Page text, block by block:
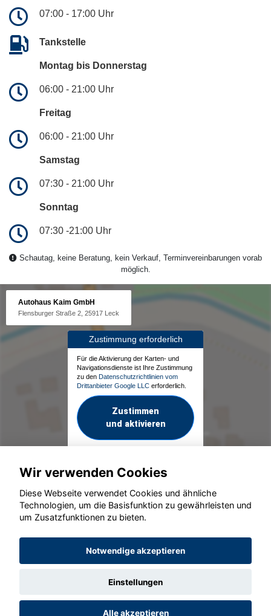
07:00 - 17:00 Uhr
Tankstelle
Montag bis Donnerstag
06:00 - 21:00 Uhr
Freitag
06:00 - 21:00 Uhr
Samstag
07:30 - 21:00 Uhr
Sonntag
07:30 -21:00 Uhr
Schautag, keine Beratung, kein Verkauf, Terminvereinbarungen vorab
möglich.
Autohaus Kaim GmbH
Flensburger Straße 2, 25917 Leck
Zustimmung erforderlich
Für die Aktivierung der Karten- und
Navigationsdienste ist Ihre Zustimmung
zu den Datenschutzrichtlinien vom
Drittanbieter Google LLC erforderlich.
Zustimmen
und aktivieren
© konjunkturmotor.de GmbH 2020 - 2026
Wir verwenden Cookies
Diese Webseite verwendet Cookies und ähnliche
Technologien, um die Basisfunktion zu gewährleisten und
um Zusatzfunktionen zu bieten.
Notwendige akzeptieren
Einstellungen
Alle akzeptieren